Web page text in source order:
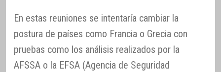
En estas reuniones se intentaría cambiar la
postura de países como Francia o Grecia con
pruebas como los análisis realizados por la
AFSSA o la EFSA (Agencia de Seguridad